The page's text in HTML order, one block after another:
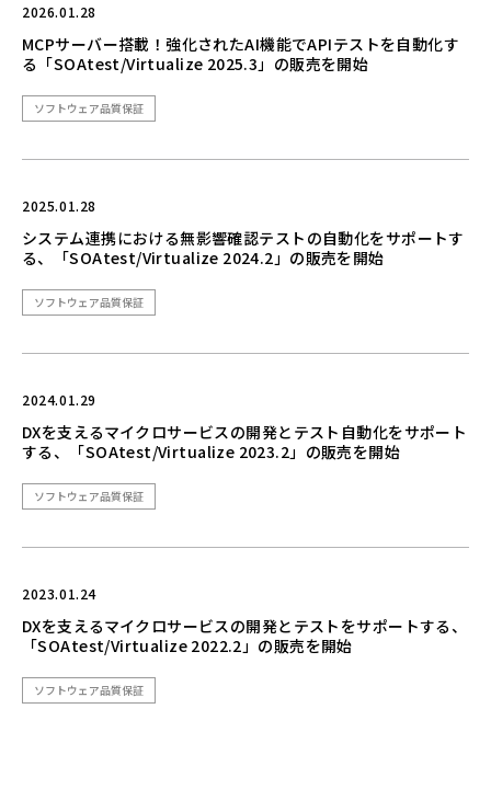
2026.01.28
MCPサーバー搭載！強化されたAI機能でAPIテストを自動化す
る「SOAtest/Virtualize 2025.3」の販売を開始
ソフトウェア品質保証
2025.01.28
システム連携における無影響確認テストの自動化をサポートす
る、「SOAtest/Virtualize 2024.2」の販売を開始
ソフトウェア品質保証
2024.01.29
DXを支えるマイクロサービスの開発とテスト自動化をサポート
する、「SOAtest/Virtualize 2023.2」の販売を開始
ソフトウェア品質保証
2023.01.24
DXを支えるマイクロサービスの開発とテストをサポートする、
「SOAtest/Virtualize 2022.2」の販売を開始
ソフトウェア品質保証